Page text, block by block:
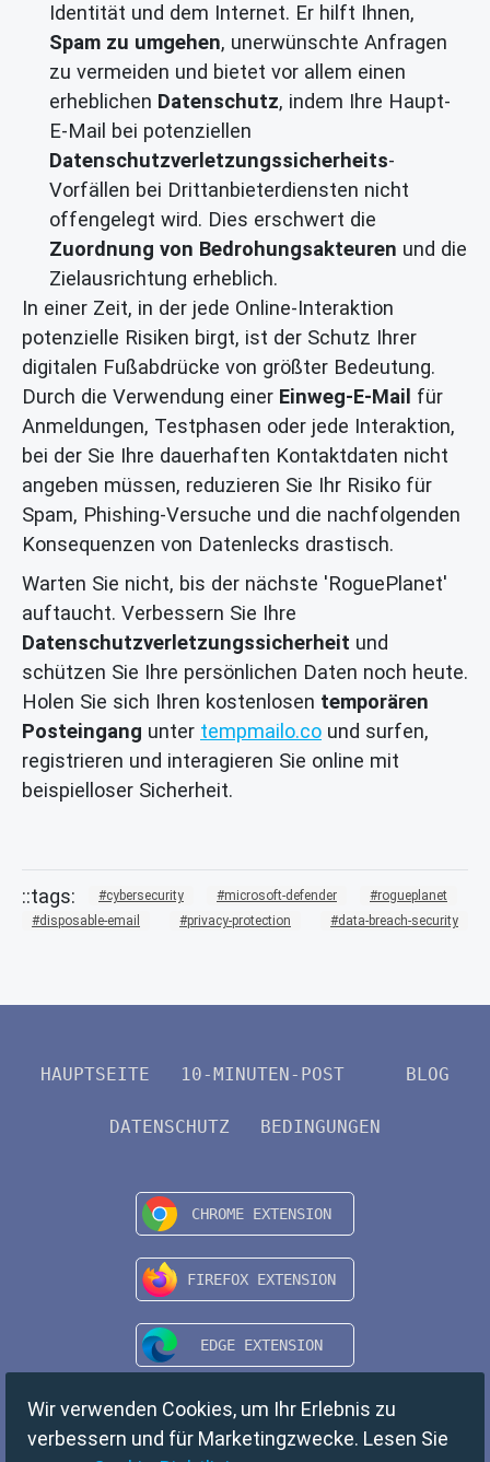
Identität und dem Internet. Er hilft Ihnen,
Spam zu umgehen, unerwünschte Anfragen
zu vermeiden und bietet vor allem einen
erheblichen Datenschutz, indem Ihre Haupt-
E-Mail bei potenziellen
Datenschutzverletzungssicherheits-
Vorfällen bei Drittanbieterdiensten nicht
offengelegt wird. Dies erschwert die
Zuordnung von Bedrohungsakteuren und die
Zielausrichtung erheblich.
In einer Zeit, in der jede Online-Interaktion
potenzielle Risiken birgt, ist der Schutz Ihrer
digitalen Fußabdrücke von größter Bedeutung.
Durch die Verwendung einer Einweg-E-Mail für
Anmeldungen, Testphasen oder jede Interaktion,
bei der Sie Ihre dauerhaften Kontaktdaten nicht
angeben müssen, reduzieren Sie Ihr Risiko für
Spam, Phishing-Versuche und die nachfolgenden
Konsequenzen von Datenlecks drastisch.
Warten Sie nicht, bis der nächste 'RoguePlanet'
auftaucht. Verbessern Sie Ihre
Datenschutzverletzungssicherheit und
schützen Sie Ihre persönlichen Daten noch heute.
Holen Sie sich Ihren kostenlosen temporären
Posteingang unter tempmailo.co und surfen,
registrieren und interagieren Sie online mit
beispielloser Sicherheit.
cybersecurity microsoft-defender
rogueplanet
disposable-email
privacy-protection data-breach-security
HAUPTSEITE 10-MINUTEN-POST BLOG
DATENSCHUTZ BEDINGUNGEN
Wir verwenden Cookies, um Ihr Erlebnis zu
verbessern und für Marketingzwecke. Lesen Sie